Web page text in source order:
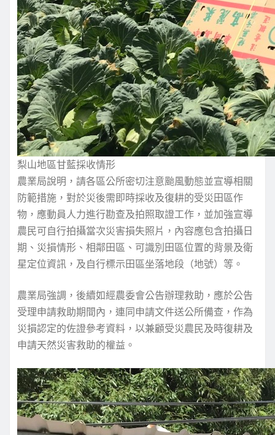
梨山地區甘藍採收情形
農業局說明，請各區公所密切注意颱風動態並宣導相關
防範措施，對於災後需即時採收及復耕的受災田區作
物，應動員人力進行勘查及拍照取證工作，並加強宣導
農民可自行拍攝當次災害損失照片，內容應包含拍攝日
期、災損情形、相鄰田區、可識別田區位置的背景及衛
星定位資訊，及自行標示田區坐落地段（地號）等。
農業局強調，後續如經農委會公告辦理救助，應於公告
受理申請救助期間內，連同申請文件送公所備查，作為
災損認定的佐證參考資料，以兼顧受災農民及時復耕及
申請天然災害救助的權益。